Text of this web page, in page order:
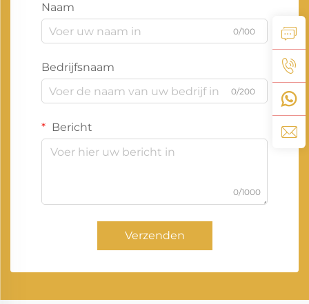
Naam
0/100
Bedrijfsnaam
0/200
Bericht
0/1000
Verzenden